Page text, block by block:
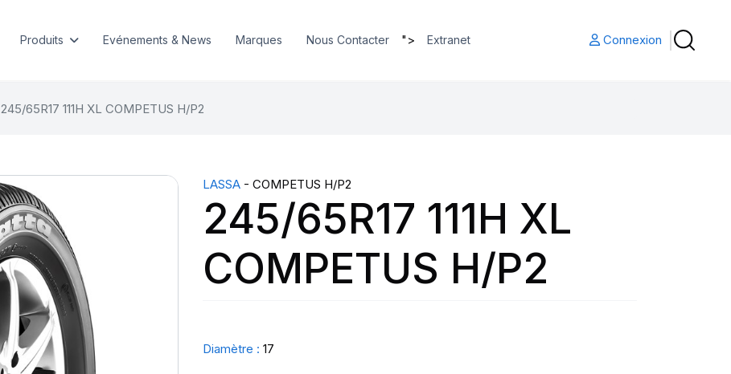
Produits Evénements & News Marques Nous Contacter "> Extranet Connexion
245/65R17 111H XL COMPETUS H/P2
LASSA - COMPETUS H/P2
245/65R17 111H XL
COMPETUS H/P2
Diamètre : 17